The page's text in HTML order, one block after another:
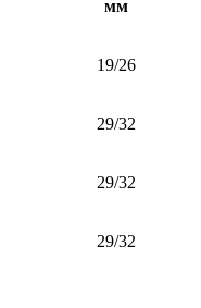
мм
19/26
29/32
29/32
29/32